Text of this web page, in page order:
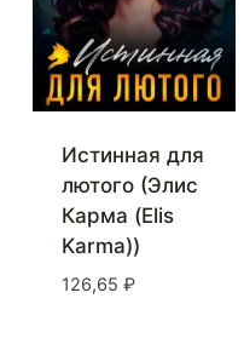
Истинная для
лютого (Элис
Карма (Elis
Karma))
126,65 ₽